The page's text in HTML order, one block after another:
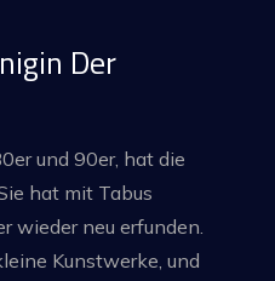
Der
und 90er, hat die
hat mit Tabus
wieder neu erfunden.
Kunstwerke, und